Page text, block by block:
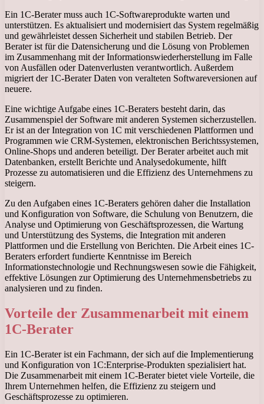
Ein 1C-Berater muss auch 1C-Softwareprodukte warten und
unterstützen. Es aktualisiert und modernisiert das System regelmäßig
und gewährleistet dessen Sicherheit und stabilen Betrieb. Der
Berater ist für die Datensicherung und die Lösung von Problemen
im Zusammenhang mit der Informationswiederherstellung im Falle
von Ausfällen oder Datenverlusten verantwortlich. Außerdem
migriert der 1C-Berater Daten von veralteten Softwareversionen auf
neuere.
Eine wichtige Aufgabe eines 1C-Beraters besteht darin, das
Zusammenspiel der Software mit anderen Systemen sicherzustellen.
Er ist an der Integration von 1C mit verschiedenen Plattformen und
Programmen wie CRM-Systemen, elektronischen Berichtssystemen,
Online-Shops und anderen beteiligt. Der Berater arbeitet auch mit
Datenbanken, erstellt Berichte und Analysedokumente, hilft
Prozesse zu automatisieren und die Effizienz des Unternehmens zu
steigern.
Zu den Aufgaben eines 1C-Beraters gehören daher die Installation
und Konfiguration von Software, die Schulung von Benutzern, die
Analyse und Optimierung von Geschäftsprozessen, die Wartung
und Unterstützung des Systems, die Integration mit anderen
Plattformen und die Erstellung von Berichten. Die Arbeit eines 1C-
Beraters erfordert fundierte Kenntnisse im Bereich
Informationstechnologie und Rechnungswesen sowie die Fähigkeit,
effektive Lösungen zur Optimierung des Unternehmensbetriebs zu
analysieren und zu finden.
Vorteile der Zusammenarbeit mit einem
1C-Berater
Ein 1C-Berater ist ein Fachmann, der sich auf die Implementierung
und Konfiguration von 1C:Enterprise-Produkten spezialisiert hat.
Die Zusammenarbeit mit einem 1C-Berater bietet viele Vorteile, die
Ihrem Unternehmen helfen, die Effizienz zu steigern und
Geschäftsprozesse zu optimieren.